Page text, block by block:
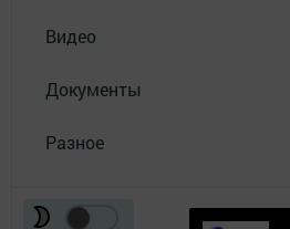
Видео
Документы
Разное